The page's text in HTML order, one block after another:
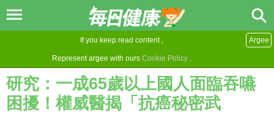
If you keep read content ,
Represent argee with ours Cookie Policy .
Argee
研究：一成65歲以上國人面臨吞嚥
困擾！權威醫揭「抗癌秘密武